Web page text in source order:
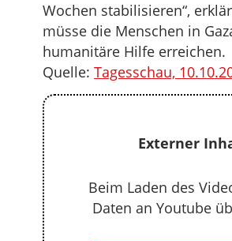
Wochen stabilisieren“,
müsse die Menschen in
humanitäre Hilfe erreichen.
Quelle: Tagesschau,
Externer
Beim Laden des
Daten an Youtube